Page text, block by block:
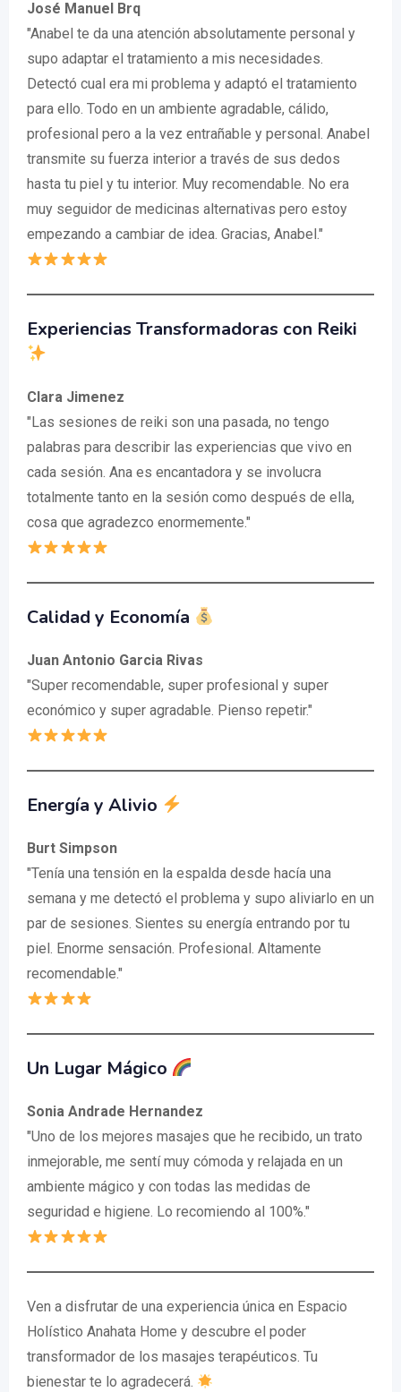
José Manuel Brq
"Anabel te da una atención absolutamente personal y
supo adaptar el tratamiento a mis necesidades.
Detectó cual era mi problema y adaptó el tratamiento
para ello. Todo en un ambiente agradable, cálido,
profesional pero a la vez entrañable y personal. Anabel
transmite su fuerza interior a través de sus dedos
hasta tu piel y tu interior. Muy recomendable. No era
muy seguidor de medicinas alternativas pero estoy
empezando a cambiar de idea. Gracias, Anabel."
Experiencias Transformadoras con Reiki
Clara Jimenez
"Las sesiones de reiki son una pasada, no tengo
palabras para describir las experiencias que vivo en
cada sesión. Ana es encantadora y se involucra
totalmente tanto en la sesión como después de ella,
cosa que agradezco enormemente."
Calidad y Economía
Juan Antonio Garcia Rivas
"Super recomendable, super profesional y super
económico y super agradable. Pienso repetir."
Energía y Alivio
Burt Simpson
"Tenía una tensión en la espalda desde hacía una
semana y me detectó el problema y supo aliviarlo en un
par de sesiones. Sientes su energía entrando por tu
piel. Enorme sensación. Profesional. Altamente
recomendable."
Un Lugar Mágico
Sonia Andrade Hernandez
"Uno de los mejores masajes que he recibido, un trato
inmejorable, me sentí muy cómoda y relajada en un
ambiente mágico y con todas las medidas de
seguridad e higiene. Lo recomiendo al 100%."
Ven a disfrutar de una experiencia única en Espacio
Holístico Anahata Home y descubre el poder
transformador de los masajes terapéuticos. Tu
bienestar te lo agradecerá.